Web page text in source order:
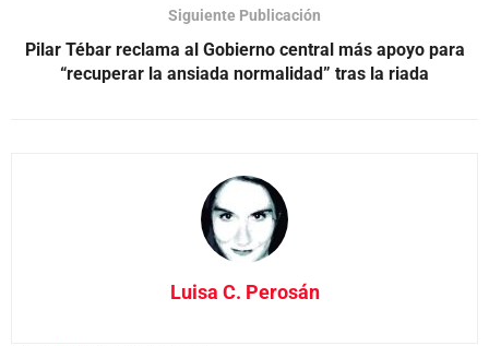
Siguiente Publicación
Pilar Tébar reclama al Gobierno central más apoyo para
“recuperar la ansiada normalidad” tras la riada
Luisa C. Perosán